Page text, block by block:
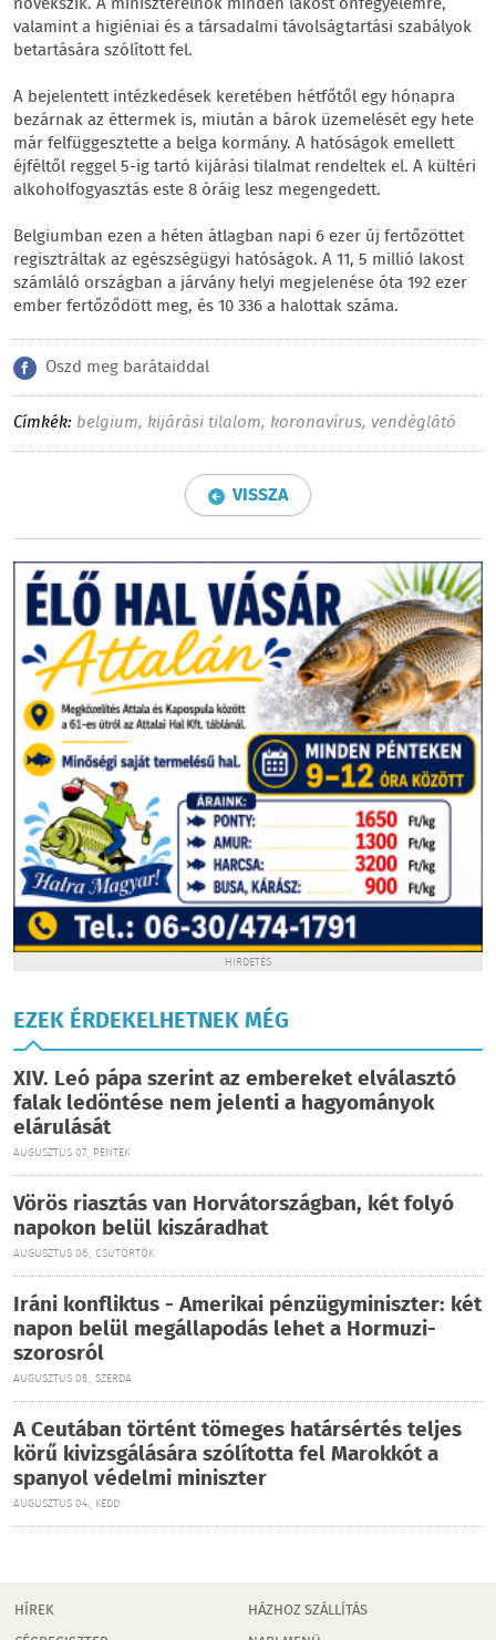
valamint a higiéniai és a társadalmi távolságtartási szabályok
betartására szólított fel.
A bejelentett intézkedések keretében hétfőtől egy hónapra
bezárnak az éttermek is, miután a bárok üzemelését egy hete
már felfüggesztette a belga kormány. A hatóságok emellett
éjféltől reggel 5-ig tartó kijárási tilalmat rendeltek el. A kültéri
alkoholfogyasztás este 8 óráig lesz megengedett.
Belgiumban ezen a héten átlagban napi 6 ezer új fertőzöttet
regisztráltak az egészségügyi hatóságok. A 11, 5 millió lakost
számláló országban a járvány helyi megjelenése óta 192 ezer
ember fertőződött meg, és 10 336 a halottak száma.
Oszd meg barátaiddal
Címkék: belgium, kijárási tilalom, koronavírus, vendéglátó
VISSZA
HIRDETÉS
EZEK ÉRDEKELHETNEK MÉG
XIV. Leó pápa szerint az embereket elválasztó
falak ledöntése nem jelenti a hagyományok
elárulását
AUGUSZTUS 07., PÉNTEK
Vörös riasztás van Horvátországban, két folyó
napokon belül kiszáradhat
AUGUSZTUS 06., CSÜTÖRTÖK
Iráni konfliktus - Amerikai pénzügyminiszter: két
napon belül megállapodás lehet a Hormuzi-
szorosról
AUGUSZTUS 05., SZERDA
A Ceutában történt tömeges határsértés teljes
körű kivizsgálására szólította fel Marokkót a
spanyol védelmi miniszter
AUGUSZTUS 04., KEDD
HÍREK
HÁZHOZ SZÁLLÍTÁS